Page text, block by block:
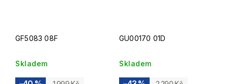
GF5083 08F
Skladem
GU00170 01D
Skladem